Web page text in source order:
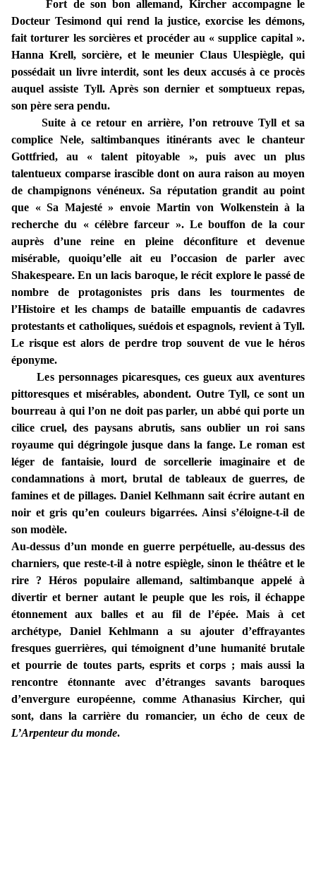
Fort de son bon allemand, Kircher accompagne le
Docteur Tesimond qui rend la justice, exorcise les démons,
fait torturer les sorcières et procéder au « supplice capital ».
Hanna Krell, sorcière, et le meunier Claus Ulespiègle, qui
possédait un livre interdit, sont les deux accusés à ce procès
auquel assiste Tyll. Après son dernier et somptueux repas,
son père sera pendu.
Suite à ce retour en arrière, l’on retrouve Tyll et sa
complice Nele, saltimbanques itinérants avec le chanteur
Gottfried, au « talent pitoyable », puis avec un plus
talentueux comparse irascible dont on aura raison au moyen
de champignons vénéneux. Sa réputation grandit au point
que « Sa Majesté » envoie Martin von Wolkenstein à la
recherche du « célèbre farceur ». Le bouffon de la cour
auprès d’une reine en pleine déconfiture et devenue
misérable, quoiqu’elle ait eu l’occasion de parler avec
Shakespeare. En un lacis baroque, le récit explore le passé de
nombre de protagonistes pris dans les tourmentes de
l’Histoire et les champs de bataille empuantis de cadavres
protestants et catholiques, suédois et espagnols, revient à Tyll.
Le risque est alors de perdre trop souvent de vue le héros
éponyme.
Les personnages picaresques, ces gueux aux aventures
pittoresques et misérables, abondent. Outre Tyll, ce sont un
bourreau à qui l’on ne doit pas parler, un abbé qui porte un
cilice cruel, des paysans abrutis, sans oublier un roi sans
royaume qui dégringole jusque dans la fange. Le roman est
léger de fantaisie, lourd de sorcellerie imaginaire et de
condamnations à mort, brutal de tableaux de guerres, de
famines et de pillages. Daniel Kelhmann sait écrire autant en
noir et gris qu’en couleurs bigarrées. Ainsi s’éloigne-t-il de
son modèle.
Au-dessus d’un monde en guerre perpétuelle, au-dessus des
charniers, que reste-t-il à notre espiègle, sinon le théâtre et le
rire ? Héros populaire allemand, saltimbanque appelé à
divertir et berner autant le peuple que les rois, il échappe
étonnement aux balles et au fil de l’épée. Mais à cet
archétype, Daniel Kehlmann a su ajouter d’effrayantes
fresques guerrières, qui témoignent d’une humanité brutale
et pourrie de toutes parts, esprits et corps ; mais aussi la
rencontre étonnante avec d’étranges savants baroques
d’envergure européenne, comme Athanasius Kircher, qui
sont, dans la carrière du romancier, un écho de ceux de
L’Arpenteur du monde.